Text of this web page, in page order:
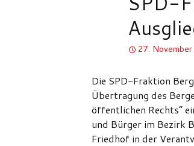
27.
Die SPD-Fraktion
Übertragung des
öffentlichen Rechts“
und Bürger im Bezirk
Friedhof in der